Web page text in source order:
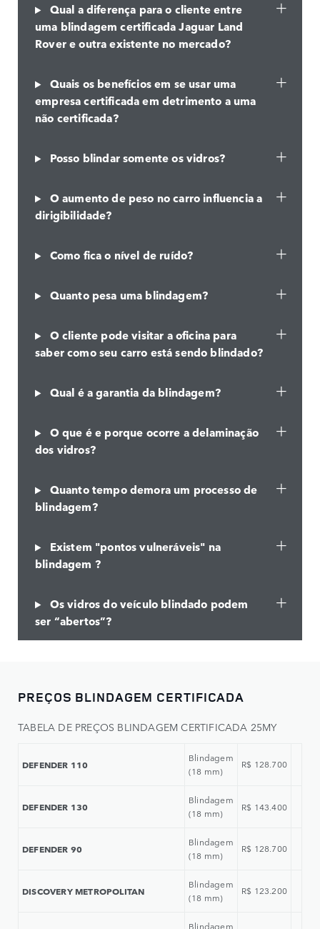
Qual a diferença para o cliente entre
uma blindagem certificada Jaguar Land
Rover e outra existente no mercado?
Quais os benefícios em se usar uma
empresa certificada em detrimento a uma
não certificada?
Posso blindar somente os vidros?
O aumento de peso no carro influencia a
dirigibilidade?
Como fica o nível de ruído?
Quanto pesa uma blindagem?
O cliente pode visitar a oficina para
saber como seu carro está sendo blindado?
Qual é a garantia da blindagem?
O que é e porque ocorre a delaminação
dos vidros?
Quanto tempo demora um processo de
blindagem?
Existem "pontos vulneráveis" na
blindagem ?
Os vidros do veículo blindado podem
ser “abertos”?
PREÇOS BLINDAGEM CERTIFICADA
TABELA DE PREÇOS BLINDAGEM CERTIFICADA 25MY
DEFENDER 110
Blindagem
(18 mm)
R$ 128.700
DEFENDER 130
Blindagem
(18 mm)
R$ 143.400
DEFENDER 90
Blindagem
(18 mm)
R$ 128.700
DISCOVERY METROPOLITAN
Blindagem
(18 mm)
R$ 123.200